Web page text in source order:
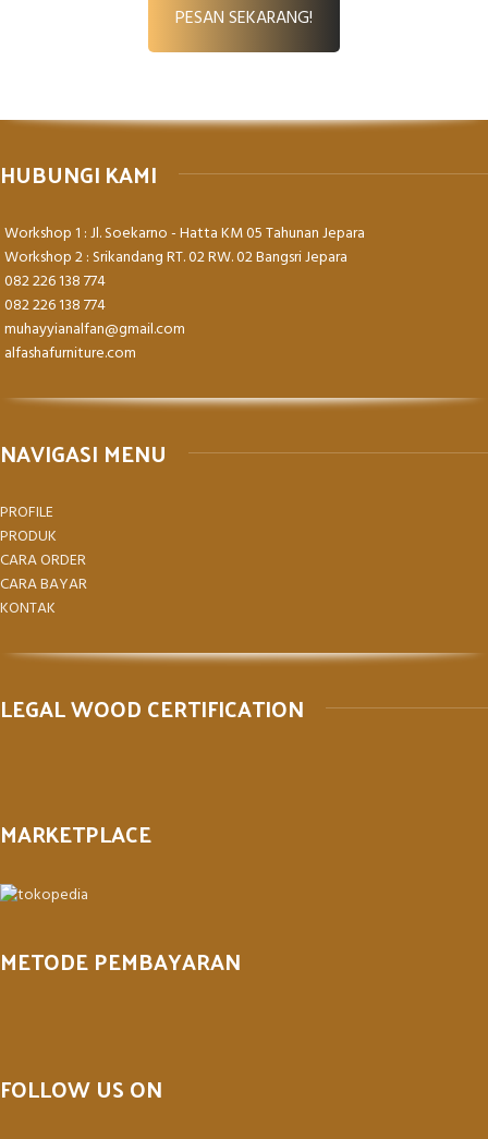
PESAN SEKARANG!
HUBUNGI KAMI
Workshop 1 : Jl. Soekarno - Hatta KM 05 Tahunan Jepara
Workshop 2 : Srikandang RT. 02 RW. 02 Bangsri Jepara
082 226 138 774
082 226 138 774
muhayyianalfan@gmail.com
alfashafurniture.com
NAVIGASI MENU
PROFILE
PRODUK
CARA ORDER
CARA BAYAR
KONTAK
LEGAL WOOD CERTIFICATION
MARKETPLACE
METODE PEMBAYARAN
FOLLOW US ON